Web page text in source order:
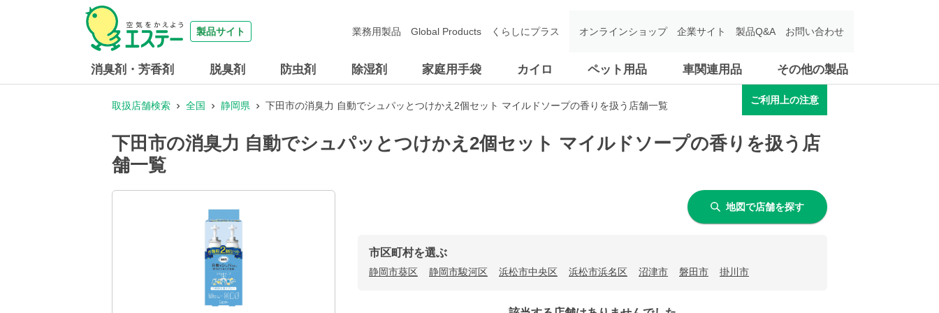
製品サイト
消臭剤・芳香剤 脱臭剤 防虫剤 除湿剤 家庭用手袋 カイロ ペット用品 車関連用品 その他の製品
業務用製品 Global Products くらしにプラス オンラインショップ 企業サイト 製品Q&A お問い合わせ
取扱店舗検索 全国 静岡県 下田市の消臭力 自動でシュパッとつけかえ2個セット マイルドソープの香りを扱う店舗一覧
ご利用上の注意
下田市の消臭力 自動でシュパッとつけかえ2個セット マイルドソープの香りを扱う店
舗一覧
地図で店舗を探す
市区町村を選ぶ
静岡市葵区 静岡市駿河区 浜松市中央区 浜松市浜名区 沼津市 磐田市 掛川市